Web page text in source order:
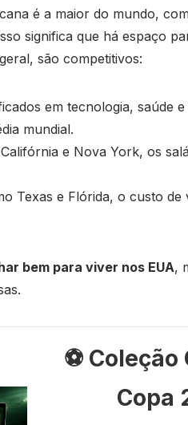
é a maior do mundo,
significa que há espaço
são competitivos:
em tecnologia, saúde
mundial.
e Nova York, os
Texas e Flórida, o custo
bem para viver nos EUA,
⚽
Copa